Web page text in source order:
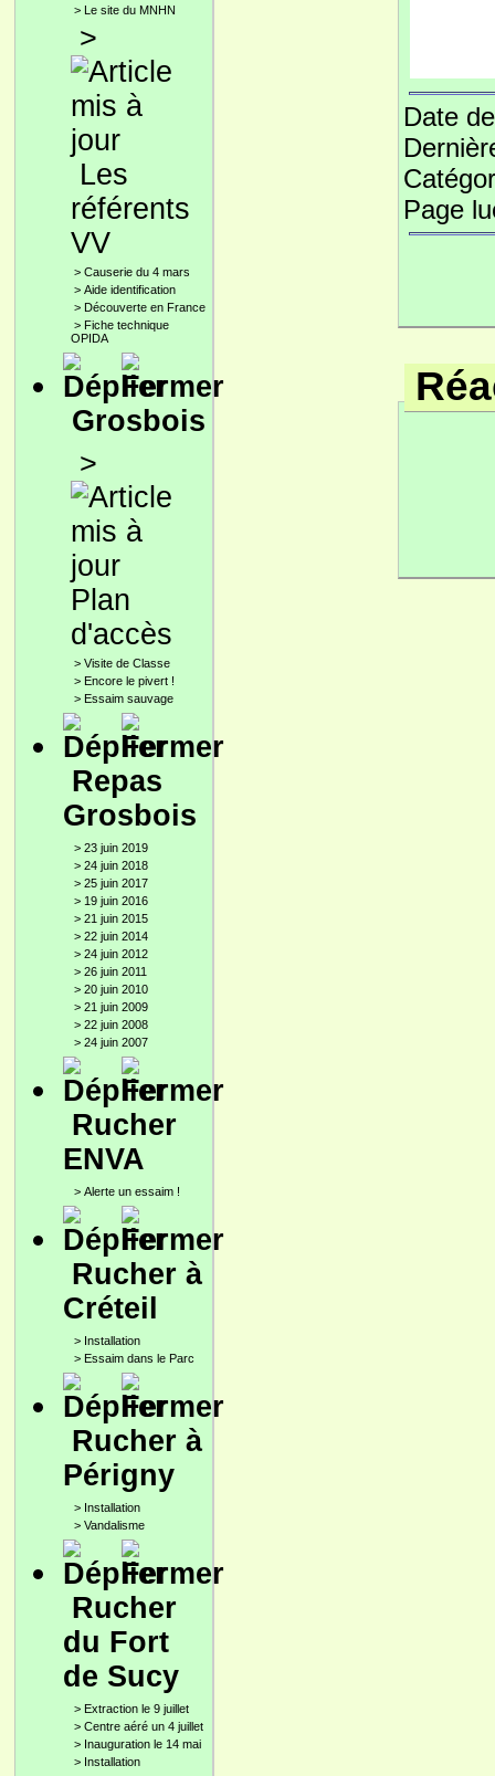
> Le site du MNHN
>
Les
référents
VV
> Causerie du 4 mars
> Aide identification
> Découverte en France
> Fiche technique
OPIDA
Grosbois
>
Plan
d'accès
> Visite de Classe
> Encore le pivert !
> Essaim sauvage
Repas
Grosbois
> 23 juin 2019
> 24 juin 2018
> 25 juin 2017
> 19 juin 2016
> 21 juin 2015
> 22 juin 2014
> 24 juin 2012
> 26 juin 2011
> 20 juin 2010
> 21 juin 2009
> 22 juin 2008
> 24 juin 2007
Rucher
ENVA
> Alerte un essaim !
Rucher à
Créteil
> Installation
> Essaim dans le Parc
Rucher à
Périgny
> Installation
> Vandalisme
Rucher
du Fort
de Sucy
> Extraction le 9 juillet
> Centre aéré un 4 juillet
> Inauguration le 14 mai
> Installation
Date
Page